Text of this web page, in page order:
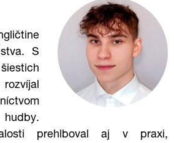
S
prehlboval aj v praxi,